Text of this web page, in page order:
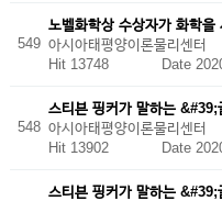
549
노벨화학상 수상자가 화학
아시아태평양이론물리센터
Hit 13748 Date
548
스티븐 핑커가 말하는
아시아태평양이론물리센터
Hit 13902 Date
스티븐 핑커가 말하는